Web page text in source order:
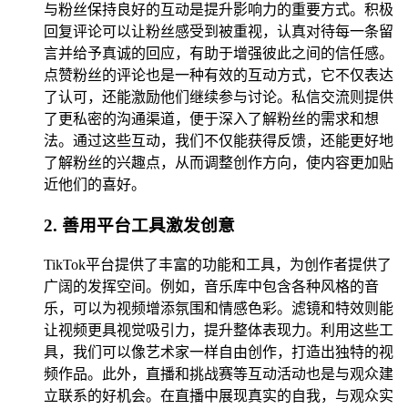
与粉丝保持良好的互动是提升影响力的重要方式。积极
回复评论可以让粉丝感受到被重视，认真对待每一条留
言并给予真诚的回应，有助于增强彼此之间的信任感。
点赞粉丝的评论也是一种有效的互动方式，它不仅表达
了认可，还能激励他们继续参与讨论。私信交流则提供
了更私密的沟通渠道，便于深入了解粉丝的需求和想
法。通过这些互动，我们不仅能获得反馈，还能更好地
了解粉丝的兴趣点，从而调整创作方向，使内容更加贴
近他们的喜好。
2. 善用平台工具激发创意
TikTok平台提供了丰富的功能和工具，为创作者提供了
广阔的发挥空间。例如，音乐库中包含各种风格的音
乐，可以为视频增添氛围和情感色彩。滤镜和特效则能
让视频更具视觉吸引力，提升整体表现力。利用这些工
具，我们可以像艺术家一样自由创作，打造出独特的视
频作品。此外，直播和挑战赛等互动活动也是与观众建
立联系的好机会。在直播中展现真实的自我，与观众实